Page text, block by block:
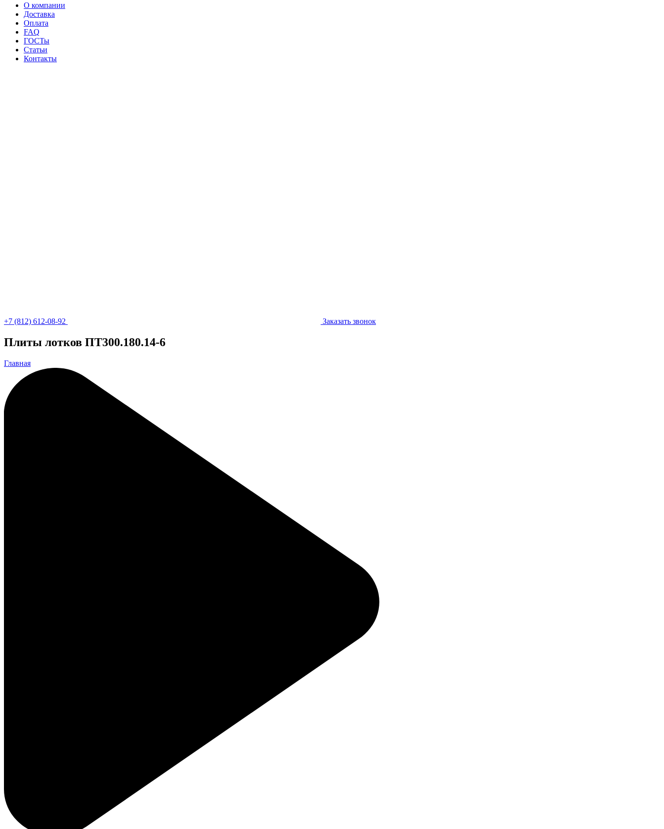
О компании
Доставка
Оплата
FAQ
ГОСТы
Статьи
Контакты
+7 (812) 612-08-92 Заказать звонок
Плиты лотков ПТ300.180.14-6
Главная